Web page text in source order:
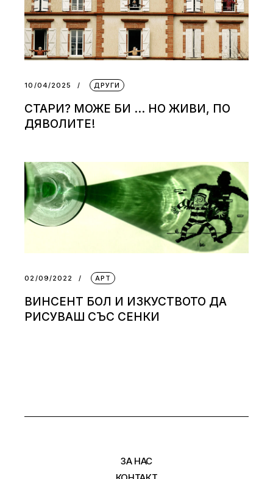
10/04/2025 ДРУГИ
СТАРИ? МОЖЕ БИ … НО ЖИВИ, ПО
ДЯВОЛИТЕ!
02/09/2022 АРТ
ВИНСЕНТ БОЛ И ИЗКУСТВОТО ДА
РИСУВАШ СЪС СЕНКИ
ЗА НАС